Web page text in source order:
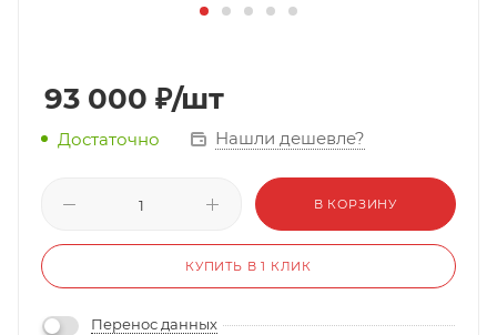
93 000 ₽/шт
Достаточно Нашли дешевле?
В КОРЗИНУ
КУПИТЬ В 1 КЛИК
Перенос данных